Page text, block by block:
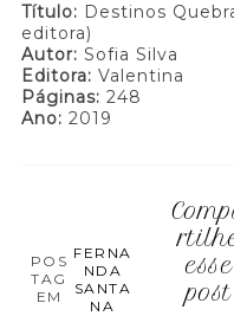
Título: Destinos
editora)
Autor: Sofia Silva
Editora: Valentina
Páginas: 248
Ano: 2019
POS
TAG
EM
FERNA
NDA
SANTA
NA
esse
post